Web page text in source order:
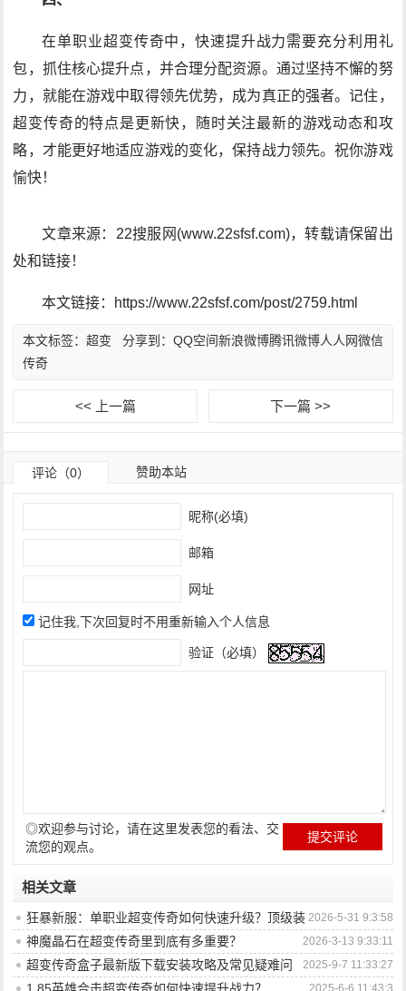
在单职业超变传奇中，快速提升战力需要充分利用礼
包，抓住核心提升点，并合理分配资源。通过坚持不懈的努
力，就能在游戏中取得领先优势，成为真正的强者。记住，
超变传奇的特点是更新快，随时关注最新的游戏动态和攻
略，才能更好地适应游戏的变化，保持战力领先。祝你游戏
愉快！
文章来源：22搜服网(www.22sfsf.com)，转载请保留出
处和链接！
本文链接：https://www.22sfsf.com/post/2759.html
分享到： QQ空间新浪微博腾讯微博人人网微信
本文标签：超变
传奇
<< 上一篇 下一篇 >>
评论（0） 赞助本站
昵称(必填)
邮箱
网址
记住我,下次回复时不用重新输入个人信息
验证（必填）
◎欢迎参与讨论，请在这里发表您的看法、交
流您的观点。
相关文章
2026-5-31 9:3:58
狂暴新服：单职业超变传奇如何快速升级？顶级装
备获取秘技是什么？
2026-3-13 9:33:11
神魔晶石在超变传奇里到底有多重要？
2025-9-7 11:33:27
超变传奇盒子最新版下载安装攻略及常见疑难问
题如何解决？
2025-6-6 11:43:3